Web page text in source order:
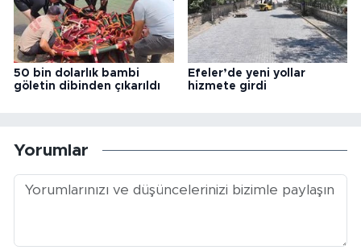
50 bin dolarlık bambi
göletin dibinden çıkarıldı
Efeler’de yeni yollar
hizmete girdi
Yorumlar